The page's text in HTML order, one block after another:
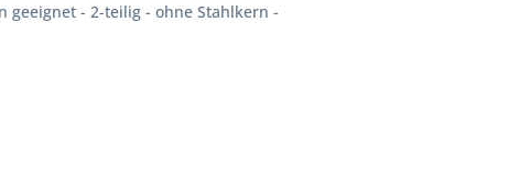
- 2-teilig - ohne Stahlkern -